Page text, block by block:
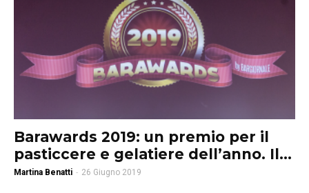
Barawards 2019: un premio per il
pasticcere e gelatiere dell’anno. Il...
Martina Benatti - 26 Giugno 2019